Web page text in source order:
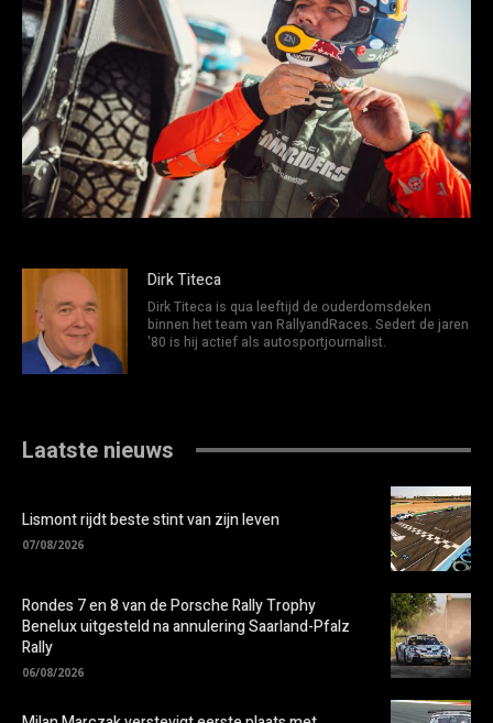
Dirk Titeca
Dirk Titeca is qua leeftijd de ouderdomsdeken
binnen het team van RallyandRaces. Sedert de jaren
'80 is hij actief als autosportjournalist.
Laatste nieuws
Lismont rijdt beste stint van zijn leven
07/08/2026
Rondes 7 en 8 van de Porsche Rally Trophy
Benelux uitgesteld na annulering Saarland-Pfalz
Rally
06/08/2026